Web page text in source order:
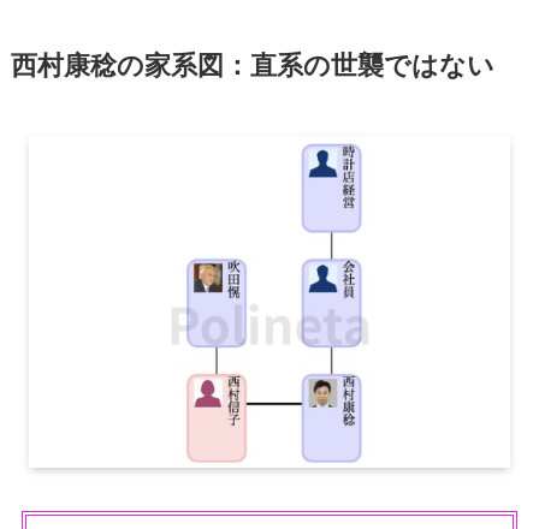
西村康稔の家系図：直系の世襲ではない